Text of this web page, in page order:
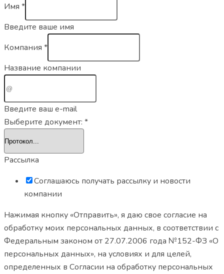
Имя *
Введите ваше имя
Компания *
Название компании
Введите ваш e-mail
Выберите документ: *
Рассылка
Соглашаюсь получать рассылку и новости
компании
Нажимая кнопку «Отправить», я даю свое согласие на
обработку моих персональных данных, в соответствии с
Федеральным законом от 27.07.2006 года №152-ФЗ «О
персональных данных», на условиях и для целей,
определенных в Согласии на обработку персональных